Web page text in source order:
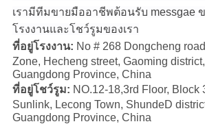
เรามีทีมขายมืออาชีพต้อนรับ messgae
โรงงานและโชว์รูมของเรา
ที่อยู่โรงงาน: No # 268 Dongcheng
Zone, Hecheng street, Gaoming
Guangdong Province, China
ที่อยู่โชว์รูม: NO.12-18,3rd Floor, Block
Sunlink, Lecong Town, ShundeD
Guangdong Province, China